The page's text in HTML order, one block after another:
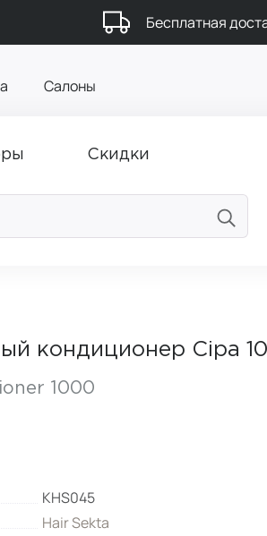
Бесплатная
Салоны
Скидки
кондиционер Cipa
1000
KHS045
Hair Sekta